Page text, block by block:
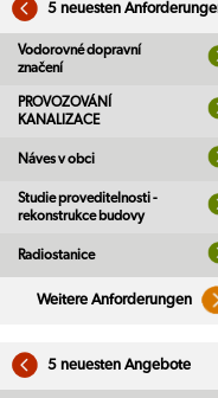
5 neuesten
Vodorovné dopravní
značení
PROVOZOVÁNÍ
KANALIZACE
Náves v obci
Studie proveditelnosti -
rekonstrukce budovy
Radiostanice
Weitere Anforderungen
5 neuesten Angebote